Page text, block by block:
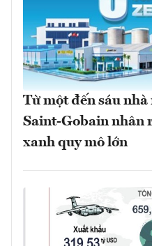
Từ một đến sáu
Saint-Gobain nhân
xanh quy mô lớn